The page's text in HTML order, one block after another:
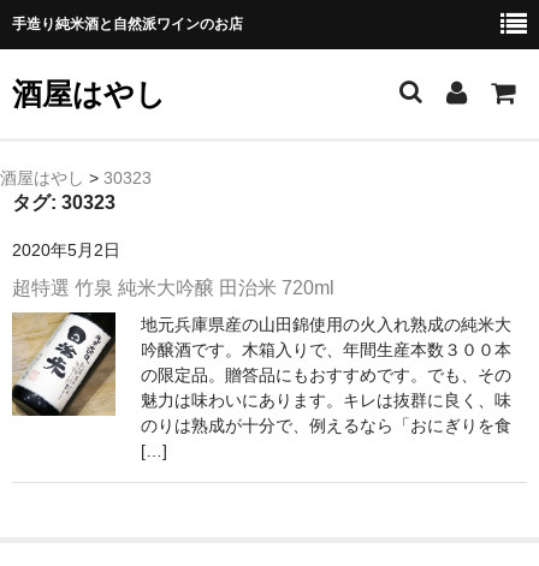
手造り純米酒と自然派ワインのお店
酒屋はやし
ホーム
純 米 酒
よえもん 川村酒造店（岩手県花巻市）
田从･月下の舞 舞鶴酒造（秋田県横手市）
綿屋 金の井酒造（宮城県栗原市）
酒屋はやし > 30323
タグ: 30323
2020年5月2日
超特選 竹泉 純米大吟醸 田治米 720ml
地元兵庫県産の山田錦使用の火入れ熟成の純米大
吟醸酒です。木箱入りで、年間生産本数３００本
の限定品。贈答品にもおすすめです。でも、その
魅力は味わいにあります。キレは抜群に良く、味
のりは熟成が十分で、例えるなら「おにぎりを食
[…]